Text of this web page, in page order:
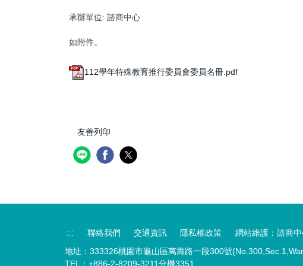
承辦單位: 諮商中心
如附件。
112學年特殊教育推行委員會委員名冊.pdf
友善列印
::: 聯絡我們 交通資訊 隱私權政策
網站維護：諮商
地址：333326桃園市龜山區萬壽路一段300號
TEL：+886-2-8209-3211分機3351